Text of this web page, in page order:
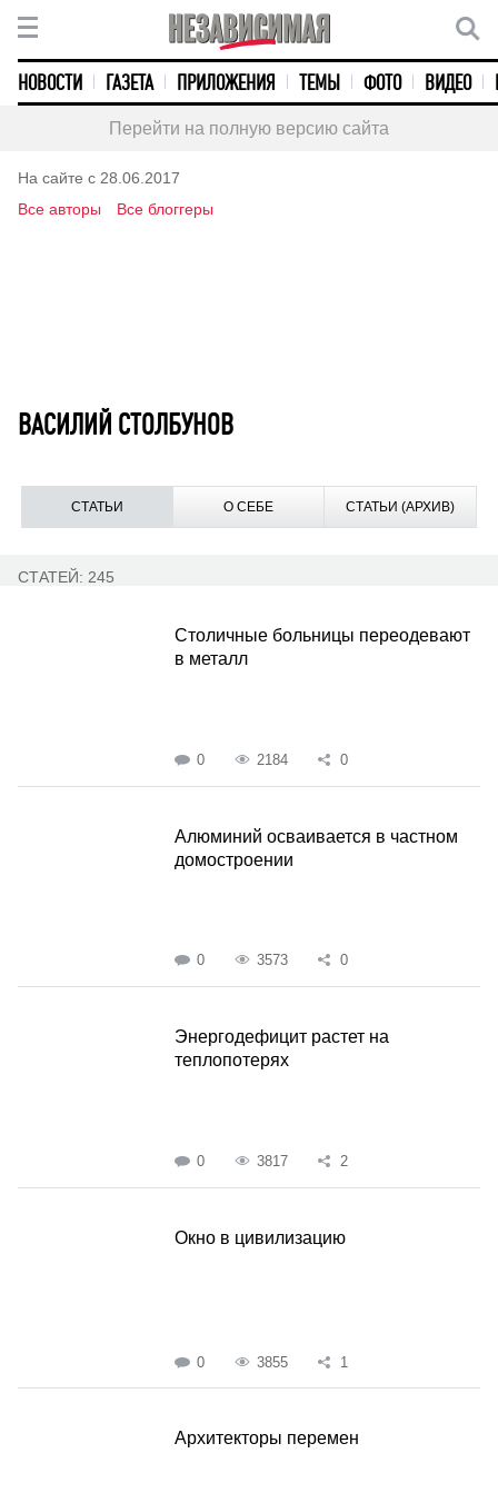
НОВОСТИ ГАЗЕТА ПРИЛОЖЕНИЯ ТЕМЫ ФОТО ВИДЕО
Перейти на полную версию сайта
На сайте с 28.06.2017
Все авторы
Все блоггеры
ВАСИЛИЙ СТОЛБУНОВ
СТАТЬИ О СЕБЕ СТАТЬИ (АРХИВ)
СТАТЕЙ: 245
Столичные больницы переодевают
в металл
0 2184 0
Алюминий осваивается в частном
домостроении
0 3573 0
Энергодефицит растет на
теплопотерях
0 3817 2
Окно в цивилизацию
0 3855 1
Архитекторы перемен